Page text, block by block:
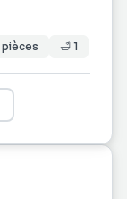
pièces 🛁 1